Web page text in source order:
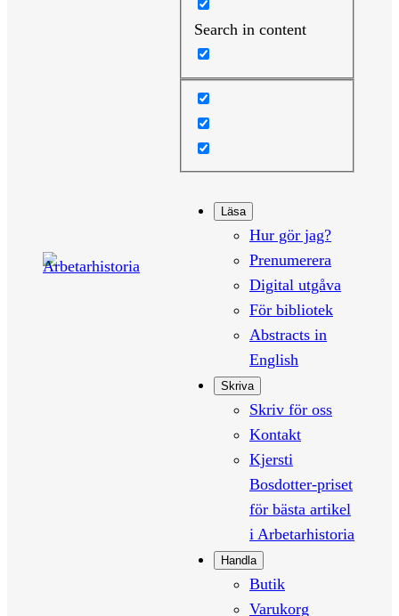
Search in content
Läsa
Hur gör jag?
Prenumerera
Digital utgåva
För bibliotek
Abstracts in
English
Skriva
Skriv för oss
Kontakt
Kjersti
Bosdotter-priset
för bästa artikel
i Arbetarhistoria
Handla
Butik
Varukorg